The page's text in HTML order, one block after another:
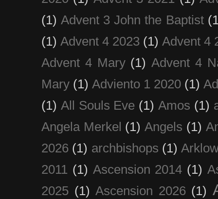
(1) Advent 3 John the Baptist
(1) Advent 4 2023 (1) Advent 4
Advent 4 Mary (1) Advent 4
Mary (1) Adviento 1 2020 (1)
(1) All Souls Eve (1) Amos (1)
Angela Merkel (1) Angels (1)
2026 (1) archbishops (1)
2011 (1) Ascension 2014 (1)
2025 (1) Ascension 2026 (1)